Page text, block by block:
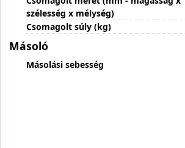
szélesség x mélység)
Csomagolt súly (kg)
Másoló
Másolási sebesség